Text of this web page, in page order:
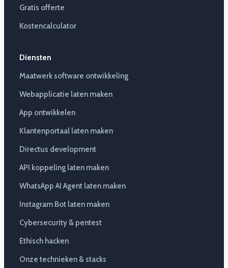
Gratis offerte
Kostencalculator
Diensten
Maatwerk software ontwikkeling
Webapplicatie laten maken
App ontwikkelen
Klantenportaal laten maken
Directus development
API koppeling laten maken
WhatsApp AI Agent laten maken
Instagram Bot laten maken
Cybersecurity & pentest
Ethisch hacken
Onze technieken & stacks